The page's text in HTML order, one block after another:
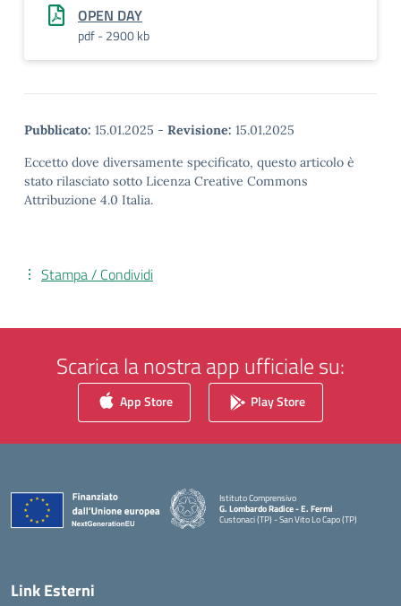
OPEN DAY
pdf - 2900 kb
Pubblicato: 15.01.2025 - Revisione: 15.01.2025
Eccetto dove diversamente specificato, questo articolo è
stato rilasciato sotto Licenza Creative Commons
Attribuzione 4.0 Italia.
Stampa / Condividi
Scarica la nostra app ufficiale su:
App Store Play Store
Istituto Comprensivo
G. Lombardo Radice - E. Fermi
Custonaci (TP) - San Vito Lo Capo (TP)
— Visita la pagina iniziale della scuola
Link Esterni